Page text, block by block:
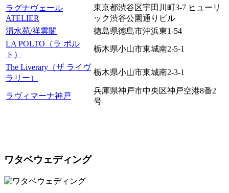
ラグナヴェール
ATELIER
東京都渋谷区宇田川町3-7 ヒューリ
ック渋谷公園通りビル
渭水苑/祥雲閣
徳島県徳島市沖浜東1-54
LA POLTO（ラ ポル
ト）
栃木県小山市東城南2-5-1
The Liverary（ザ ライヴ
ラリー）
栃木県小山市東城南2-3-1
ラヴィマーナ神戸
兵庫県神戸市中央区神戸空港8番2
号
ワタベウェディング